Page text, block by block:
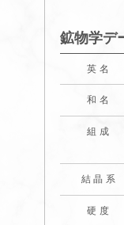
鉱物学デ
英名
和名
組成
結晶系
硬度